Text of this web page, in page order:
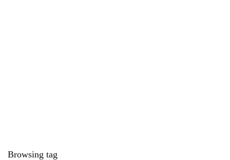
Browsing tag